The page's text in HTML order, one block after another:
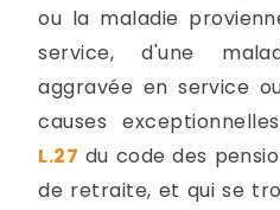
ou la maladie
service, d'une
aggravée en service
causes
L.27 du code des
de retraite, et qui se